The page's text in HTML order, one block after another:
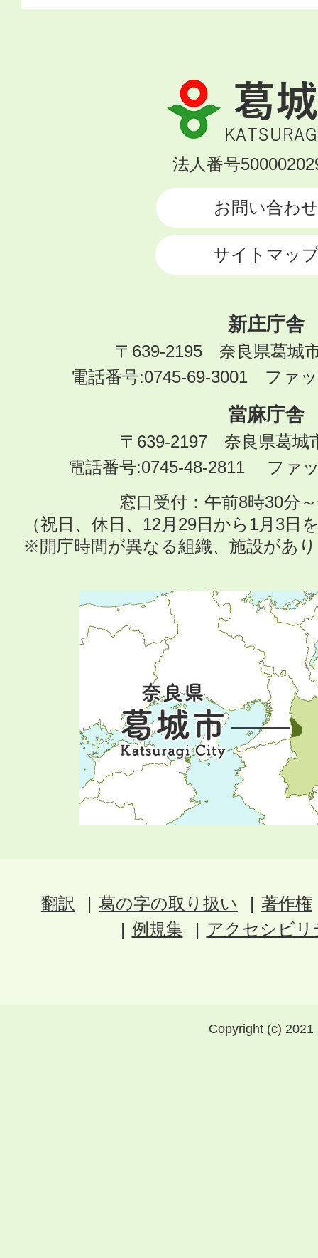
葛
城
市
KATSURAGI
法人番号
お問い合わせ
サイトマッ
新庄庁舎
〒639-2195 奈良県葛城
電話番号:0745-69-3001 ファ
當麻庁舎
〒639-2197 奈良県葛城
電話番号:0745-48-2811 ファ
窓口受付：午前8時30分
（祝日、休日、12月29日から1月3日
※開庁時間が異なる組織、施設があ
翻訳 葛の字の取り扱い
著作権
例規集
アクセシビ
Copyright (c)